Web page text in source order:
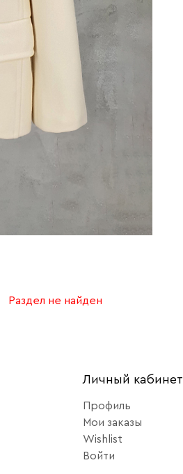
Раздел не найден
Личный кабинет
Профиль
Мои заказы
Wishlist
Войти